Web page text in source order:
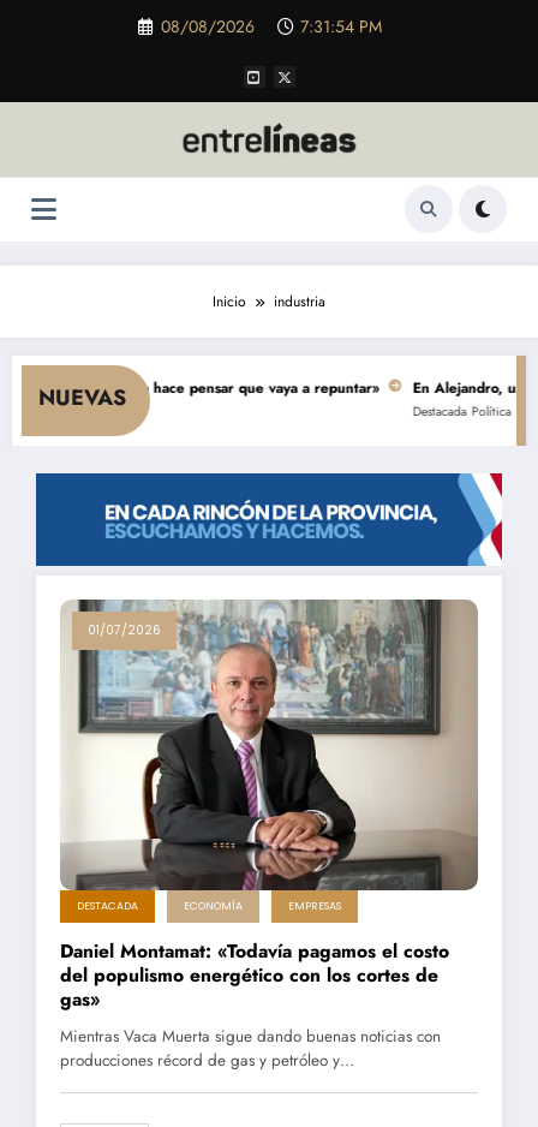
08/08/2026 7:31:55 PM
Inicio industria
NUEVAS
y nada hace pensar que vaya a repuntar» En Alejandro, una obra
Política
01/07/2026
DESTACADA ECONOMÍA EMPRESAS
Daniel Montamat: «Todavía pagamos el costo
del populismo energético con los cortes de
gas»
Mientras Vaca Muerta sigue dando buenas noticias con
producciones récord de gas y petróleo y…